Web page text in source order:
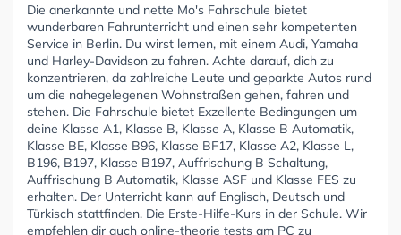
Die anerkannte und nette Mo's Fahrschule bietet
wunderbaren Fahrunterricht und einen sehr kompetenten
Service in Berlin. Du wirst lernen, mit einem Audi, Yamaha
und Harley-Davidson zu fahren. Achte darauf, dich zu
konzentrieren, da zahlreiche Leute und geparkte Autos rund
um die nahegelegenen Wohnstraßen gehen, fahren und
stehen. Die Fahrschule bietet Exzellente Bedingungen um
deine Klasse A1, Klasse B, Klasse A, Klasse B Automatik,
Klasse BE, Klasse B96, Klasse BF17, Klasse A2, Klasse L,
B196, B197, Klasse B197, Auffrischung B Schaltung,
Auffrischung B Automatik, Klasse ASF und Klasse FES zu
erhalten. Der Unterricht kann auf Englisch, Deutsch und
Türkisch stattfinden. Die Erste-Hilfe-Kurs in der Schule. Wir
empfehlen dir auch online-theorie tests am PC zu